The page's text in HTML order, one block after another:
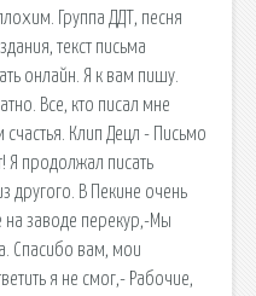
Группа ДДТ, песня
текст письма
онлайн. Я к вам пишу.
Все, кто писал мне
Клип Децл - Письмо
Я продолжал писать
другого. В Пекине очень
на заводе перекур,-Мы
Спасибо вам, мои
я не смог,- Рабочие,